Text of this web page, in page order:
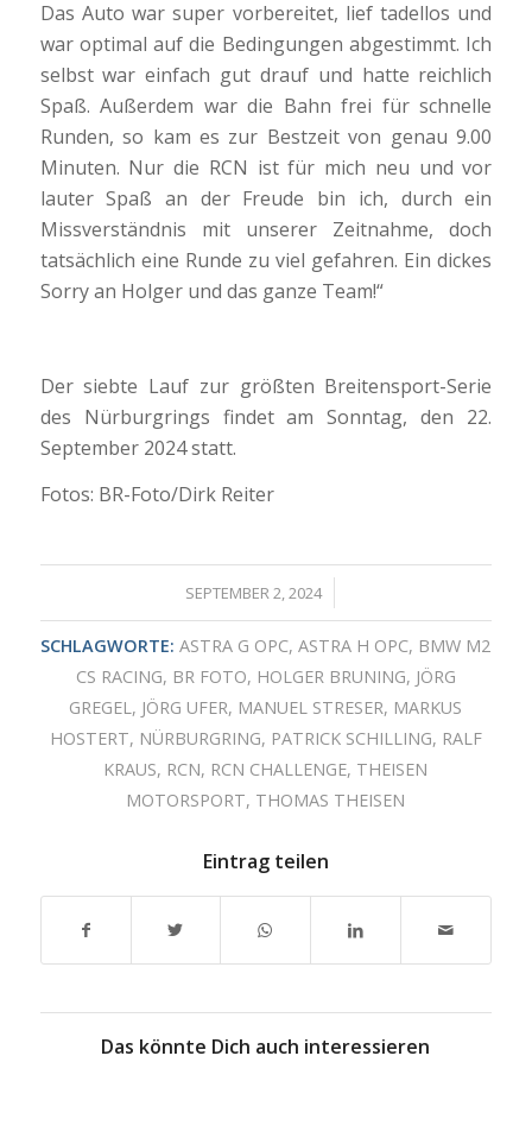
Das Auto war super vorbereitet, lief tadellos und
war optimal auf die Bedingungen abgestimmt. Ich
selbst war einfach gut drauf und hatte reichlich
Spaß. Außerdem war die Bahn frei für schnelle
Runden, so kam es zur Bestzeit von genau 9.00
Minuten. Nur die RCN ist für mich neu und vor
lauter Spaß an der Freude bin ich, durch ein
Missverständnis mit unserer Zeitnahme, doch
tatsächlich eine Runde zu viel gefahren. Ein dickes
Sorry an Holger und das ganze Team!“
Der siebte Lauf zur größten Breitensport-Serie
des Nürburgrings findet am Sonntag, den 22.
September 2024 statt.
Fotos: BR-Foto/Dirk Reiter
SEPTEMBER 2, 2024
/
SCHLAGWORTE: ASTRA G OPC,ASTRA H OPC, BMW M2
CS RACING, BR FOTO, HOLGER BRUNING, JÖRG
GREGEL , JÖRG UFER, MANUEL STRESER, MARKUS
HOSTERT, NÜRBURGRING, PATRICK SCHILLING, RALF
KRAUS, RCN, RCN CHALLENGE, THEISEN
MOTORSPORT, THOMAS THEISEN
Eintrag teilen
Das könnte Dich auch interessieren